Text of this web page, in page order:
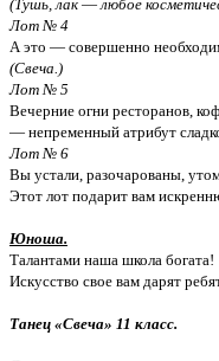
(Тушь, лак —любое
Лот № 4
А это — совершенно
(Свеча.)
Лот № 5
Вечерние огни ресторанов,
— непременный атрибут
Лот № 6
Вы устали, разочарованы,
Этот лот подарит вам
Юноша.
Талантами наша школа богата!
Искусство свое вам дарят
Танец «Свеча» 11 класс.